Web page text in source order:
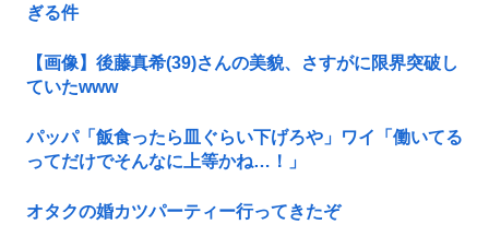
ぎる件
【画像】後藤真希(39)さんの美貌、さすがに限界突破し
ていたwww
パッパ「飯食ったら皿ぐらい下げろや」ワイ「働いてる
ってだけでそんなに上等かね…！」
オタクの婚カツパーティー行ってきたぞ